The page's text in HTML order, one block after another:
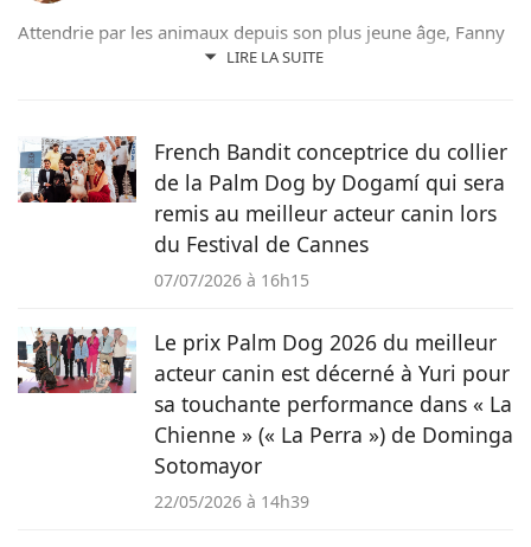
LIRE LA SUITE
Attendrie par les animaux depuis son plus jeune âge, Fanny
n’a jamais vécu sans eux et partage actuellement son
choisi de se former au sein du magazine Pets Dating pour
intégrer une communauté qui partage sa passion.
French Bandit conceptrice du collier
de la Palm Dog by Dogamí qui sera
remis au meilleur acteur canin lors
du Festival de Cannes
07/07/2026 à 16h15
Le prix Palm Dog 2026 du meilleur
acteur canin est décerné à Yuri pour
sa touchante performance dans « La
Chienne » (« La Perra ») de Dominga
Sotomayor
22/05/2026 à 14h39